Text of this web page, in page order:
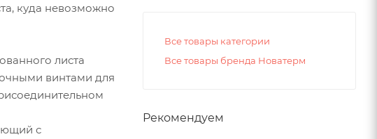
куда невозможно
листа
винтами для
с
Все товары категории
Все товары бренда Новатерм
Рекомендуем